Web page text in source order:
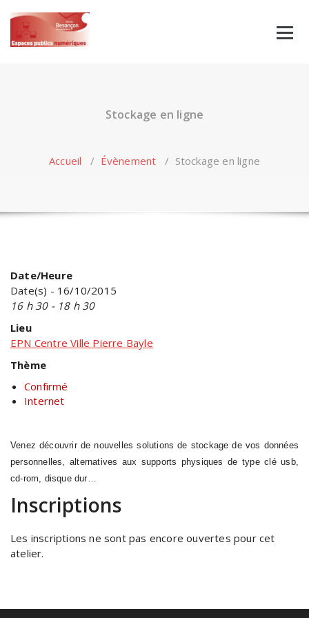
content
Stockage en ligne
Accueil / Évènement / Stockage en ligne
Date/Heure
Date(s) - 16/10/2015
16 h 30 - 18 h 30
Lieu
EPN Centre Ville Pierre Bayle
Thème
Confirmé
Internet
Venez découvrir de nouvelles solutions de stockage de vos données
personnelles, alternatives aux supports physiques de type clé usb,
cd-rom, disque dur…
Inscriptions
Les inscriptions ne sont pas encore ouvertes pour cet
atelier.